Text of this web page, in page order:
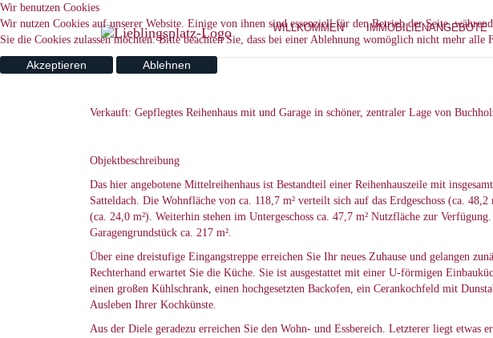
WILLKOMMEN IMMOBILIENANGEBOTE
Verkauft: Gepflegtes Reihenhaus mit und Garage in schöner, zentraler Lage von
Objektbeschreibung
Das hier angebotene Mittelreihenhaus ist Bestandteil einer Reihenhauszeile mit
Satteldach. Die Wohnfläche von ca. 118,7 m² verteilt sich auf das Erdgeschoss (ca.
(ca. 24,0 m²). Weiterhin stehen im Untergeschoss ca. 47,7 m² Nutzfläche zur
Garagengrundstück ca. 217 m².
Über eine dreistufige Eingangstreppe erreichen Sie Ihr neues Zuhause und gelangen
Rechterhand erwartet Sie die Küche. Sie ist ausgestattet mit einer U-förmigen
einen großen Kühlschrank, einen hochgesetzten Backofen, ein Cerankochfeld mit
Ausleben Ihrer Kochkünste.
Aus der Diele geradezu erreichen Sie den Wohn- und Essbereich. Letzterer liegt
Wir benutzen Cookies
Wir nutzen Cookies auf unserer Website. Einige von ihnen sind essenziell für den Betrieb der Seite,
Sie die Cookies zulassen möchten. Bitte beachten Sie, dass bei einer Ablehnung womöglich nicht mehr alle
Akzeptieren Ablehnen